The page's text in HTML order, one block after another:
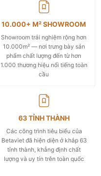
10.000+ M² SHOWROOM
Showroom trải nghiệm rộng hơn
10.000m² — nơi trưng bày sản
phẩm chất lượng đến từ hơn
1.000 thương hiệu nổi tiếng toàn
cầu
63 TỈNH THÀNH
Các công trình tiêu biểu của
Betaviet đã hiện diện ở khắp 63
tỉnh thành, khẳng định chất
lượng và uy tín trên toàn quốc